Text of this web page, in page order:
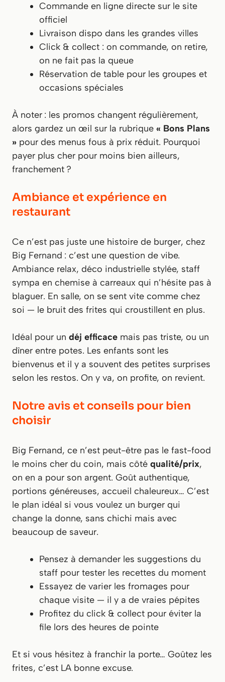
Commande en ligne directe sur le site
officiel
Livraison dispo dans les grandes villes
Click & collect : on commande, on retire,
on ne fait pas la queue
Réservation de table pour les groupes et
occasions spéciales
À noter : les promos changent régulièrement,
alors gardez un œil sur la rubrique « Bons Plans
» pour des menus fous à prix réduit. Pourquoi
payer plus cher pour moins bien ailleurs,
franchement ?
Ambiance et expérience en
restaurant
Ce n’est pas juste une histoire de burger, chez
Big Fernand : c’est une question de vibe.
Ambiance relax, déco industrielle stylée, staff
sympa en chemise à carreaux qui n’hésite pas à
blaguer. En salle, on se sent vite comme chez
soi — le bruit des frites qui croustillent en plus.
Idéal pour un déj efficace mais pas triste, ou un
dîner entre potes. Les enfants sont les
bienvenus et il y a souvent des petites surprises
selon les restos. On y va, on profite, on revient.
Notre avis et conseils pour bien
choisir
Big Fernand, ce n’est peut-être pas le fast-food
le moins cher du coin, mais côté qualité/prix,
on en a pour son argent. Goût authentique,
portions généreuses, accueil chaleureux… C’est
le plan idéal si vous voulez un burger qui
change la donne, sans chichi mais avec
beaucoup de saveur.
Pensez à demander les suggestions du
staff pour tester les recettes du moment
Essayez de varier les fromages pour
chaque visite — il y a de vraies pépites
Profitez du click & collect pour éviter la
file lors des heures de pointe
Et si vous hésitez à franchir la porte… Goûtez les
frites, c’est LA bonne excuse.